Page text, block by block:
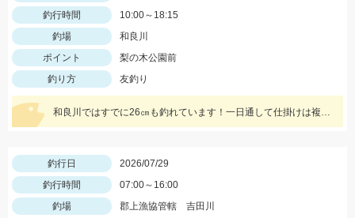
釣行時間
10:00～18:15
釣場
和良川
ポイント
梨の木公園前
釣り方
友釣り
和良川ではすでに26㎝も釣れています！一日通して仕掛けは複合0.1号、中ハリス1号、針7.5号を使用しました。
釣行日
2026/07/29
釣行時間
07:00～16:00
釣場
郡上漁協管轄 吉田川